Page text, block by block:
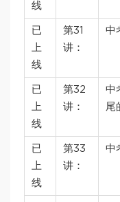
线
已
上
线
第31
讲：
中
已
上
线
第32
讲：
中
尾
已
上
线
第33
讲：
中